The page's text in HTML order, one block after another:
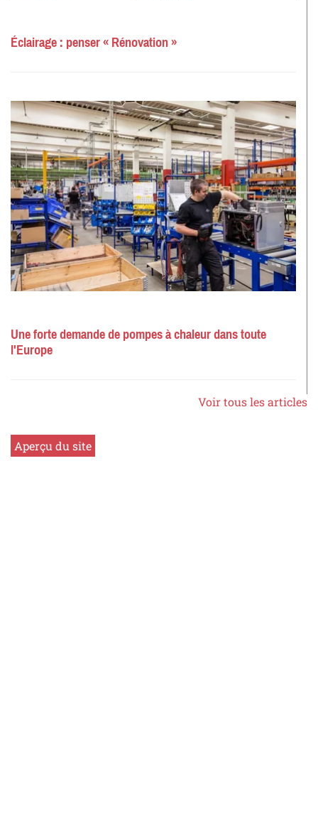
Éclairage : penser « Rénovation »
Une forte demande de pompes à chaleur dans toute
l'Europe
Voir tous les articles
Aperçu du site